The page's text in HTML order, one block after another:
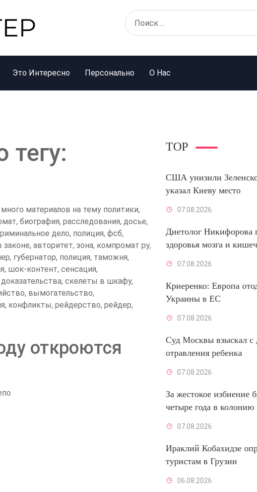
Это Интересно Персонально О Нас
материалов на тему политики,
биография, расследования, досье,
дело, полиция, фсб,
авторитет, зона, компромат ру,
губернатор, полиция, таможня,
шок-контент, сенсация,
скелеты в шкафу,
вымогательство,
конфликты, рейдерство, рейдер,
откроются
TOP
США унизили
указал Киеву место
07.08.2026
Диетолог Никифорова
здоровья мозга и
07.08.2026
Криеренко: Европа
Украины в ЕС
07.08.2026
Суд Москвы взыскал с
отравления ребенка
07.08.2026
За жестокое избиение
четыре года в колонию
07.08.2026
Ираклий Кобахидзе
туристам в Грузии
06.08.2026